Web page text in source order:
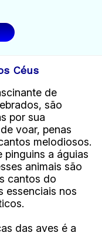
Céus
de
são
por sua
voar, penas
melodiosos.
pinguins a águias
animais são
cantos do
essenciais nos
das aves é a